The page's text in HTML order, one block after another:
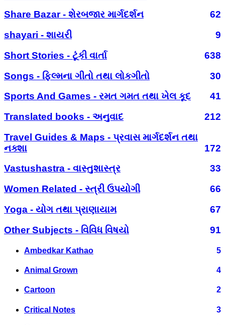
Share Bazar - શેરબજાર માર્ગદર્શન
62
shayari - શાયરી
9
Short Stories - ટૂંકી વાર્તા
638
Songs - ફિલ્મના ગીતો તથા લોકગીતો
30
Sports And Games - રમત ગમત તથા ખેલ કૂદ
41
Translated books - અનુવાદ
212
Travel Guides & Maps - પ્રવાસ માર્ગદર્શન તથા
નક્શા
172
Vastushastra - વાસ્તુશાસ્ત્ર
33
Women Related - સ્ત્રી ઉપયોગી
66
Yoga - યોગ તથા પ્રાણાયામ
67
Other Subjects - વિવિધ વિષયો
91
Ambedkar Kathao 5
Animal Grown 4
Cartoon 2
Critical Notes 3